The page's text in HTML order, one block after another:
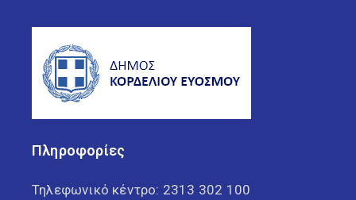
Πληροφορίες
Τηλεφωνικό κέντρο: 2313 302 100